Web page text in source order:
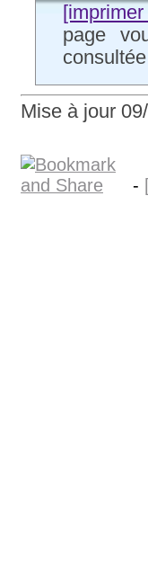
page
Mise à jour
-